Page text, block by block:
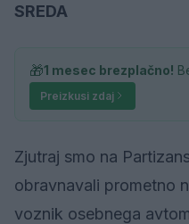
SREDA
🎁1 mesec brezplačno!
Preizkusi zdaj
Zjutraj smo na
obravnavali prometno
voznik osebnega